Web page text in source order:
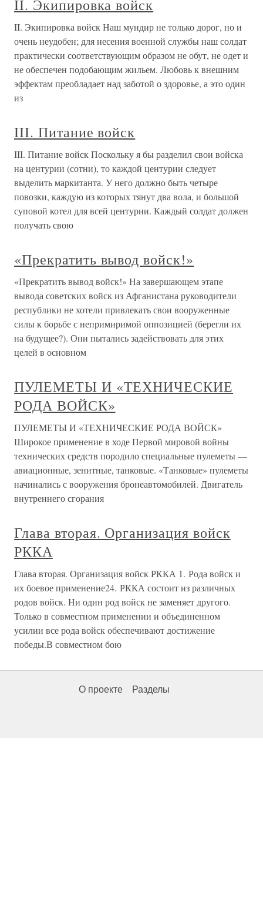
II. Экипировка войск
II. Экипировка войск Наш мундир не только дорог, но и
очень неудобен; для несения военной службы наш солдат
практически соответствующим образом не обут, не одет и
не обеспечен подобающим жильем. Любовь к внешним
эффектам преобладает над заботой о здоровье, а это один
из
III. Питание войск
III. Питание войск Поскольку я бы разделил свои войска
на центурии (сотни), то каждой центурии следует
выделить маркитанта. У него должно быть четыре
повозки, каждую из которых тянут два вола, и большой
суповой котел для всей центурии. Каждый солдат должен
получать свою
«Прекратить вывод войск!»
«Прекратить вывод войск!» На завершающем этапе
вывода советских войск из Афганистана руководители
республики не хотели привлекать свои вооруженные
силы к борьбе с непримиримой оппозицией (берегли их
на будущее?). Они пытались задействовать для этих
целей в основном
ПУЛЕМЕТЫ И «ТЕХНИЧЕСКИЕ
РОДА ВОЙСК»
ПУЛЕМЕТЫ И «ТЕХНИЧЕСКИЕ РОДА ВОЙСК»
Широкое применение в ходе Первой мировой войны
технических средств породило специальные пулеметы —
авиационные, зенитные, танковые. «Танковые» пулеметы
начинались с вооружения бронеавтомобилей. Двигатель
внутреннего сгорания
Глава вторая. Организация войск
РККА
Глава вторая. Организация войск РККА 1. Рода войск и
их боевое применение24. РККА состоит из различных
родов войск. Ни один род войск не заменяет другого.
Только в совместном применении и объединенном
усилии все рода войск обеспечивают достижение
победы.В совместном бою
О проекте Разделы